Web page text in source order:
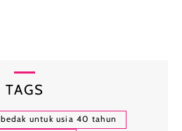
TAGS
bedak untuk usia 40 tahun